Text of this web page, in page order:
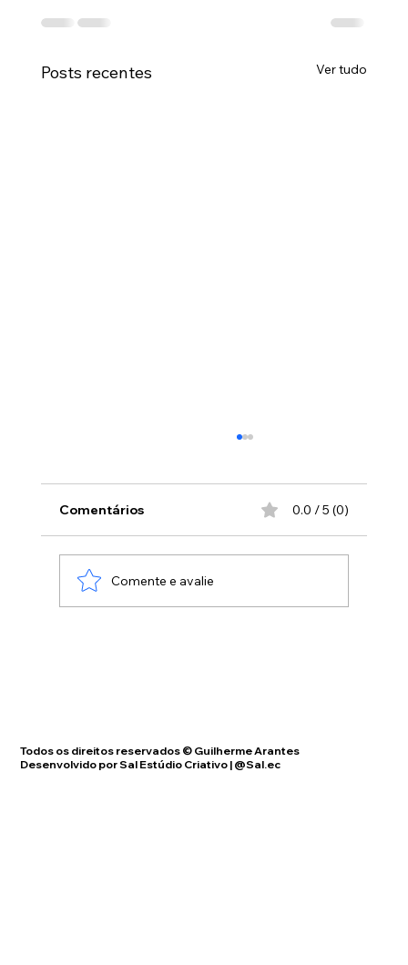
Posts recentes Ver tudo
Pessoas vêm até nós pelas redes sociais
fazendo julgamentos "morais" baseados na
"precisariamos" fazer ou "precisariamos" não
fazer, sem ao menos se informarem do
Comentários 0.0 / 5 (0)
Comente e avalie
Todos os direitos reservados © Guilherme Arantes
Desenvolvido por Sal Estúdio Criativo | @Sal.ec